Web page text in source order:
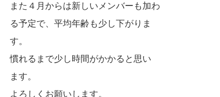
また４月からは新しいメンバーも加わ
る予定で、平均年齢も少し下がりま
す。
慣れるまで少し時間がかかると思い
ます。
よろしくお願いします。